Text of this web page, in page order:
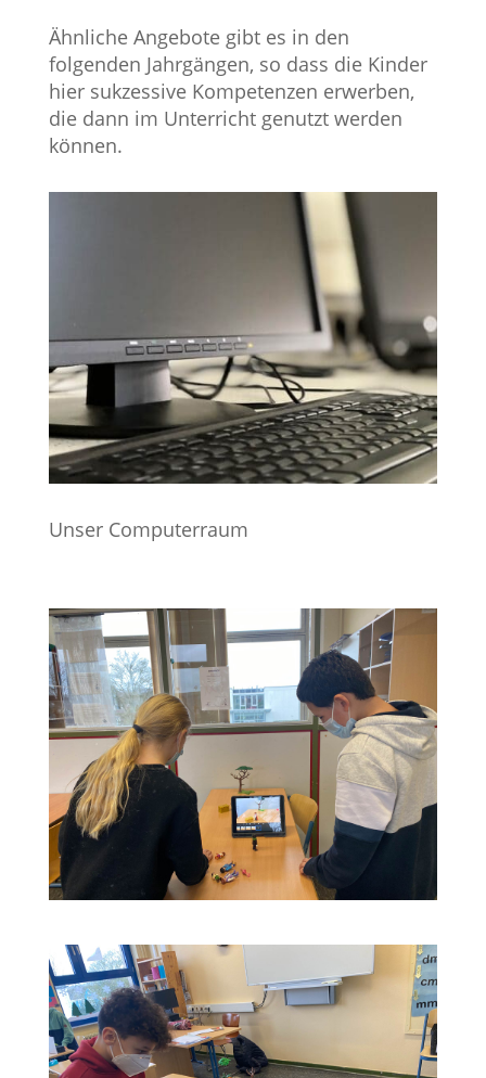
Ähnliche Angebote gibt es in den
folgenden Jahrgängen, so dass die Kinder
hier sukzessive Kompetenzen erwerben,
die dann im Unterricht genutzt werden
können.
Unser Computerraum